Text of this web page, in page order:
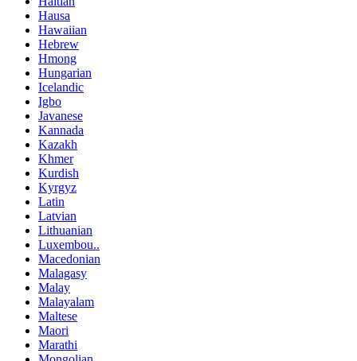
Hausa
Hawaiian
Hebrew
Hmong
Hungarian
Icelandic
Igbo
Javanese
Kannada
Kazakh
Khmer
Kurdish
Kyrgyz
Latin
Latvian
Lithuanian
Luxembou..
Macedonian
Malagasy
Malay
Malayalam
Maltese
Maori
Marathi